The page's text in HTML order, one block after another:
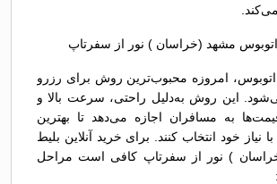
اتوبوس مشهد (خراسان ) نور از سفرتاپ
اتوبوس، امروزه محبوب‌ترین روش برای رزرو
این روش به‌دلیل راحتی، سرعت بالا و
به مسافران اجازه می‌دهد تا بهترین
نیاز خود انتخاب کنند. برای خرید آنلاین بلیط
) نور از سفرتاپ کافی است مراحل